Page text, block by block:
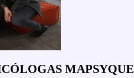
MAPSYQUE